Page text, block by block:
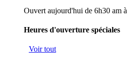
Ouvert aujourd'hui de 6h30 am
Heures d'ouverture spéciales
Voir tout